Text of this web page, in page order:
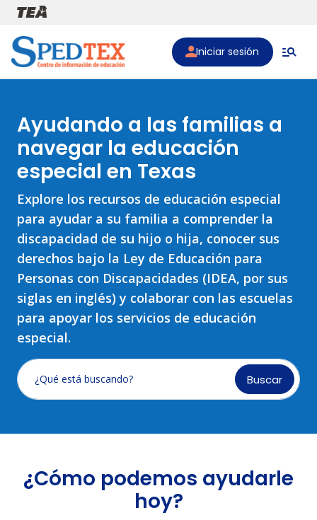
Pasar al contenido principal
Iniciar sesión
Ayudando a las familias a
navegar la educación
especial en Texas
Explore los recursos de educación especial
para ayudar a su familia a comprender la
discapacidad de su hijo o hija, conocer sus
derechos bajo la Ley de Educación para
Personas con Discapacidades (IDEA, por sus
siglas en inglés) y colaborar con las escuelas
para apoyar los servicios de educación
especial.
¿Qué está buscando? Buscar
¿Cómo podemos ayudarle
hoy?